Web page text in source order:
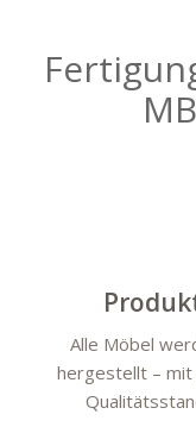
Alle Möbel
hergestellt –